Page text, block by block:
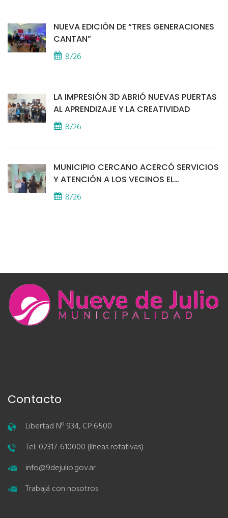
NUEVA EDICIÓN DE “TRES GENERACIONES
CANTAN”
8/26
LA IMPRESIÓN 3D ABRIÓ NUEVAS PUERTAS
AL APRENDIZAJE Y LA CREATIVIDAD
8/26
MUNICIPIO CERCANO ACERCÓ SERVICIOS
Y ATENCIÓN A LOS VECINOS EL
PROVINCIAL
8/26
Contacto
Libertad Nº 934, CP:6500
Tel: 02317-610000 (líneas rotativas)
info@9dejulio.gov.ar
Trabajá con nosotros